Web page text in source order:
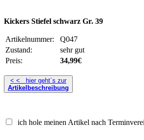
Kickers Stiefel schwarz Gr. 39
Artikelnummer:
Q047
Zustand:
sehr gut
Preis:
34,99€
< < hier geht´s zur
Artikelbeschreibung
ich hole meinen Artikel nach